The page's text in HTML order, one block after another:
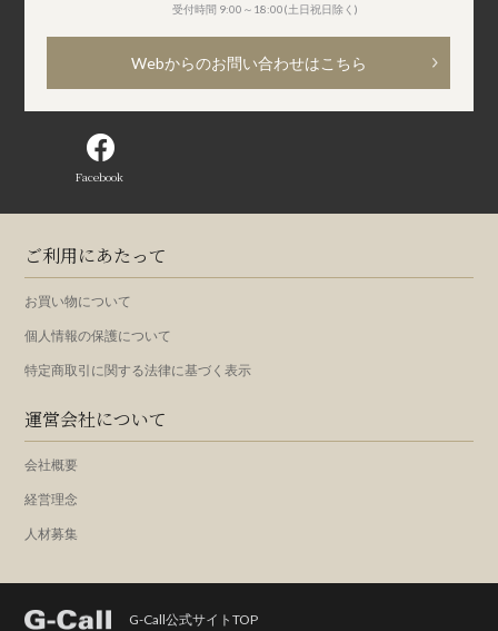
受付時間 9:00～18:00(土日祝日除く)
Webからのお問い合わせはこちら
Facebook
ご利用にあたって
お買い物について
個人情報の保護について
特定商取引に関する法律に基づく表示
運営会社について
会社概要
経営理念
人材募集
G-Call公式サイトTOP